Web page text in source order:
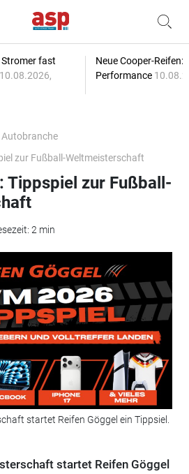
fast
10.08.2026,
Neue Cooper-Reifen:
Performance
Autobranche
zur Fußball-Weltmeisterschaft
Tippspiel zur Fußball-
2 min
startet Reifen Göggel ein Tippsiel.
startet Reifen Göggel